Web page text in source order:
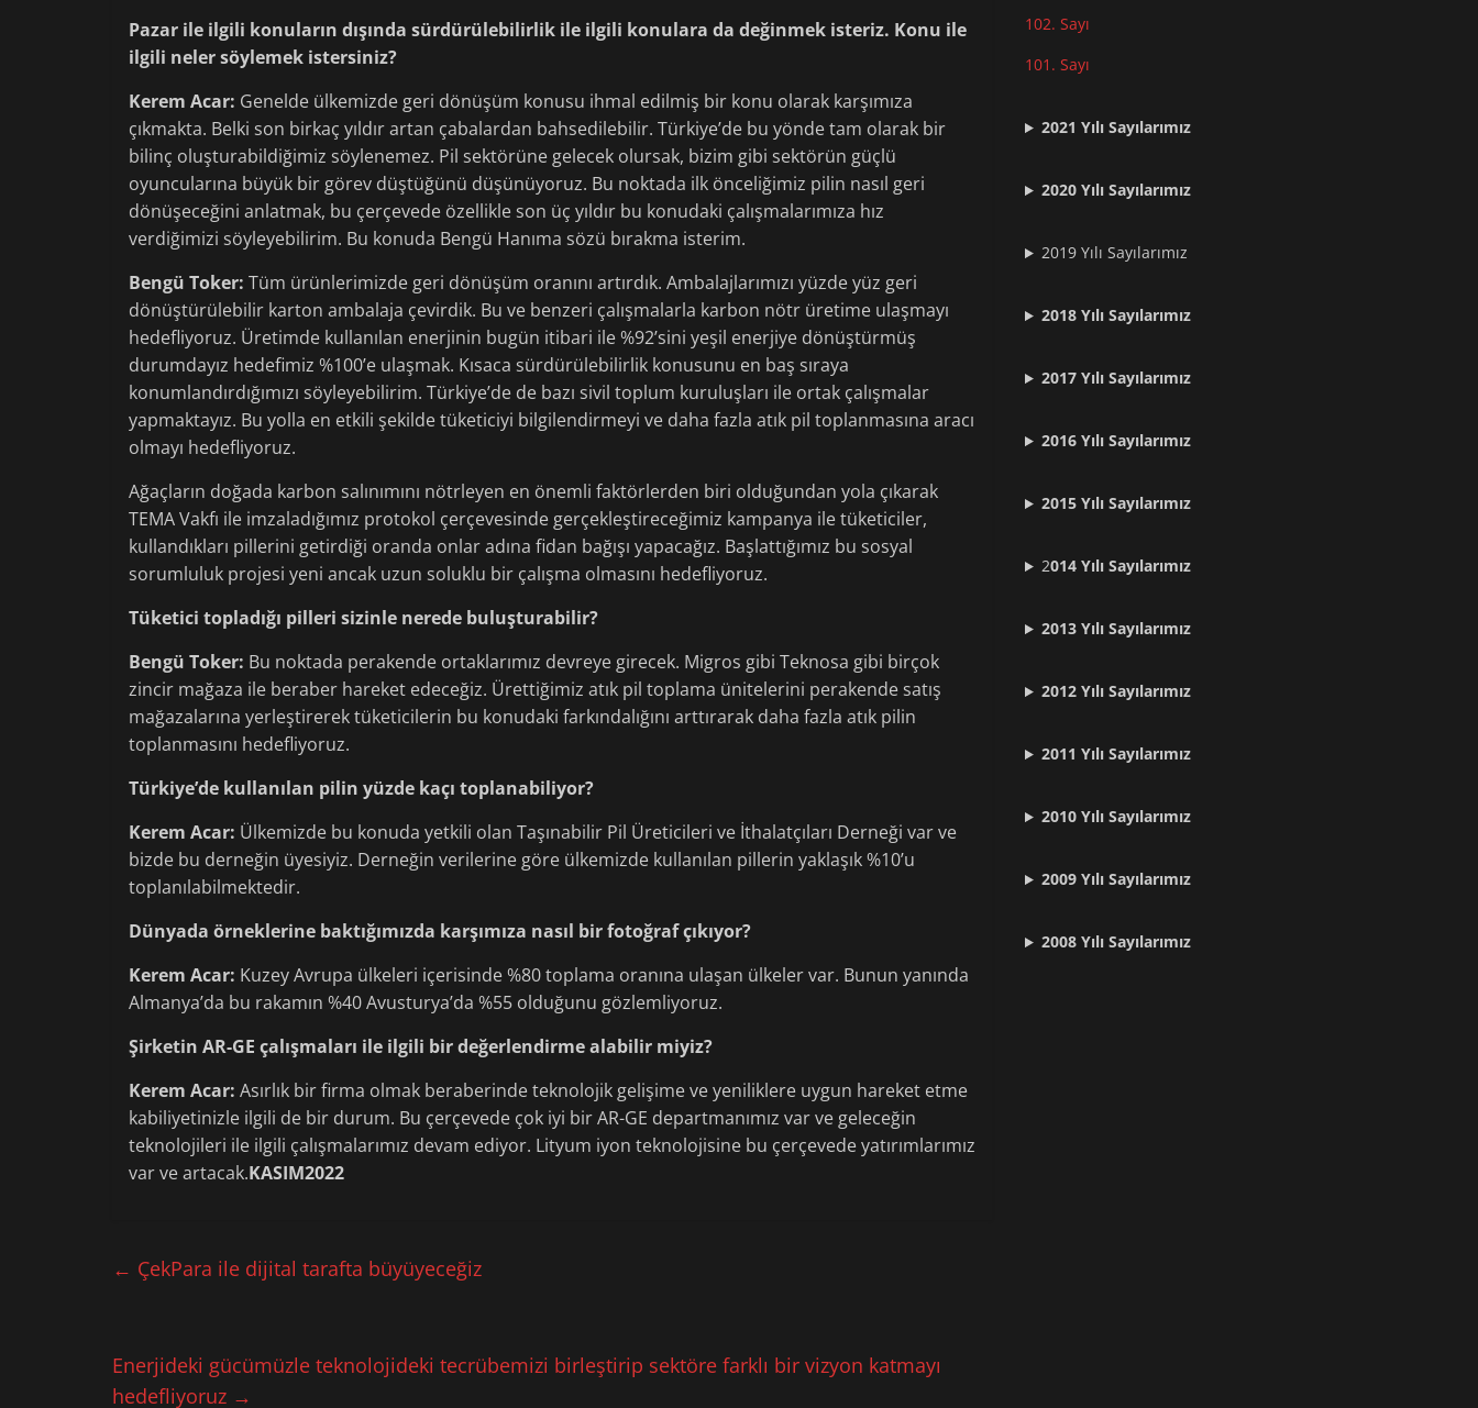
Pazar ile ilgili konuların dışında sürdürülebilirlik ile ilgili konulara da değinmek isteriz. Konu ile
ilgili neler söylemek istersiniz?
Kerem Acar: Genelde ülkemizde geri dönüşüm konusu ihmal edilmiş bir konu olarak karşımıza
çıkmakta. Belki son birkaç yıldır artan çabalardan bahsedilebilir. Türkiye’de bu yönde tam olarak bir
bilinç oluşturabildiğimiz söylenemez. Pil sektörüne gelecek olursak, bizim gibi sektörün güçlü
oyuncularına büyük bir görev düştüğünü düşünüyoruz. Bu noktada ilk önceliğimiz pilin nasıl geri
dönüşeceğini anlatmak, bu çerçevede özellikle son üç yıldır bu konudaki çalışmalarımıza hız
verdiğimizi söyleyebilirim. Bu konuda Bengü Hanıma sözü bırakma isterim.
Bengü Toker: Tüm ürünlerimizde geri dönüşüm oranını artırdık. Ambalajlarımızı yüzde yüz geri
dönüştürülebilir karton ambalaja çevirdik. Bu ve benzeri çalışmalarla karbon nötr üretime ulaşmayı
hedefliyoruz. Üretimde kullanılan enerjinin bugün itibari ile %92’sini yeşil enerjiye dönüştürmüş
durumdayız hedefimiz %100’e ulaşmak. Kısaca sürdürülebilirlik konusunu en baş sıraya
konumlandırdığımızı söyleyebilirim. Türkiye’de de bazı sivil toplum kuruluşları ile ortak çalışmalar
yapmaktayız. Bu yolla en etkili şekilde tüketiciyi bilgilendirmeyi ve daha fazla atık pil toplanmasına aracı
olmayı hedefliyoruz.
Ağaçların doğada karbon salınımını nötrleyen en önemli faktörlerden biri olduğundan yola çıkarak
TEMA Vakfı ile imzaladığımız protokol çerçevesinde gerçekleştireceğimiz kampanya ile tüketiciler,
kullandıkları pillerini getirdiği oranda onlar adına fidan bağışı yapacağız. Başlattığımız bu sosyal
sorumluluk projesi yeni ancak uzun soluklu bir çalışma olmasını hedefliyoruz.
Tüketici topladığı pilleri sizinle nerede buluşturabilir?
Bengü Toker: Bu noktada perakende ortaklarımız devreye girecek. Migros gibi Teknosa gibi birçok
zincir mağaza ile beraber hareket edeceğiz. Ürettiğimiz atık pil toplama ünitelerini perakende satış
mağazalarına yerleştirerek tüketicilerin bu konudaki farkındalığını arttırarak daha fazla atık pilin
toplanmasını hedefliyoruz.
Türkiye’de kullanılan pilin yüzde kaçı toplanabiliyor?
Kerem Acar: Ülkemizde bu konuda yetkili olan Taşınabilir Pil Üreticileri ve İthalatçıları Derneği var ve
bizde bu derneğin üyesiyiz. Derneğin verilerine göre ülkemizde kullanılan pillerin yaklaşık %10’u
toplanılabilmektedir.
Dünyada örneklerine baktığımızda karşımıza nasıl bir fotoğraf çıkıyor?
Kerem Acar: Kuzey Avrupa ülkeleri içerisinde %80 toplama oranına ulaşan ülkeler var. Bunun yanında
Almanya’da bu rakamın %40 Avusturya’da %55 olduğunu gözlemliyoruz.
Şirketin AR-GE çalışmaları ile ilgili bir değerlendirme alabilir miyiz?
Kerem Acar: Asırlık bir firma olmak beraberinde teknolojik gelişime ve yeniliklere uygun hareket etme
kabiliyetinizle ilgili de bir durum. Bu çerçevede çok iyi bir AR-GE departmanımız var ve geleceğin
teknolojileri ile ilgili çalışmalarımız devam ediyor. Lityum iyon teknolojisine bu çerçevede yatırımlarımız
var ve artacak.KASIM2022
← ÇekPara ile dijital tarafta büyüyeceğiz
Enerjideki gücümüzle teknolojideki tecrübemizi birleştirip sektöre farklı bir vizyon katmayı
hedefliyoruz →
102. Sayı
101. Sayı
2021 Yılı Sayılarımız
2020 Yılı Sayılarımız
2019 Yılı Sayılarımız
2018 Yılı Sayılarımız
2017 Yılı Sayılarımız
2016 Yılı Sayılarımız
2015 Yılı Sayılarımız
2014 Yılı Sayılarımız
2013 Yılı Sayılarımız
2012 Yılı Sayılarımız
2011 Yılı Sayılarımız
2010 Yılı Sayılarımız
2009 Yılı Sayılarımız
2008 Yılı Sayılarımız